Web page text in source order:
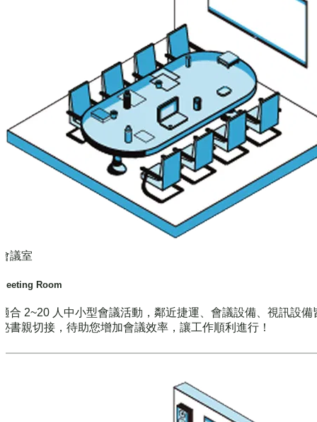
議室
Room
合 2~20 人中小型會議活動，鄰近捷運、會議設備、視訊設備
書親切接，待助您增加會議效率，讓工作順利進行！